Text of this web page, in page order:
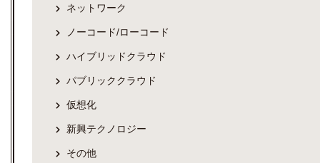
ネットワーク
ノーコード/ローコード
ハイブリッドクラウド
パブリッククラウド
仮想化
新興テクノロジー
その他